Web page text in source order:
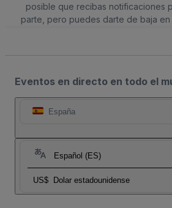
posible que recibas notificaciones
parte, pero puedes darte de baja en
Eventos en directo en todo el
España
Español (ES)
US$ Dolar estadounidense